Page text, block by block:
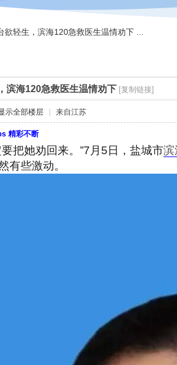
欲轻生，滨海120急救医生温情劝下 ...
滨海120急救医生温情劝下 [复制链接]
示全部楼层 来自江苏
精彩不断
把她劝回来。”7月5日，盐城市滨
有些激动。